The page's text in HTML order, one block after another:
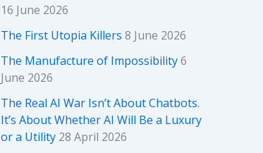
16 June 2026
The First Utopia Killers 8 June 2026
The Manufacture of Impossibility6
June 2026
The Real AI War Isn’t About Chatbots.
It’s About Whether AI Will Be a Luxury
or a Utility 28 April 2026